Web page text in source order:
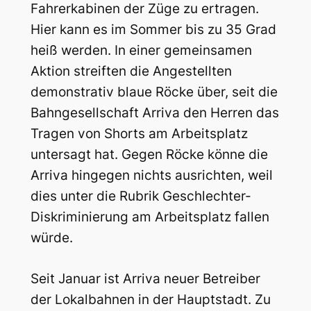
Fahrerkabinen der Züge zu ertragen.
Hier kann es im Sommer bis zu 35 Grad
heiß werden. In einer gemeinsamen
Aktion streiften die Angestellten
demonstrativ blaue Röcke über, seit die
Bahngesellschaft Arriva den Herren das
Tragen von Shorts am Arbeitsplatz
untersagt hat. Gegen Röcke könne die
Arriva hingegen nichts ausrichten, weil
dies unter die Rubrik Geschlechter-
Diskriminierung am Arbeitsplatz fallen
würde.
Seit Januar ist Arriva neuer Betreiber
der Lokalbahnen in der Hauptstadt. Zu